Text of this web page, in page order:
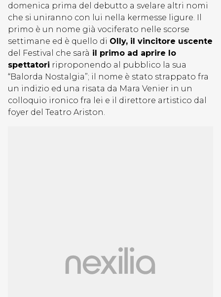
domenica prima del debutto a svelare altri nomi
che si uniranno con lui nella kermesse ligure. Il
primo è un nome già vociferato nelle scorse
settimane ed è quello di Olly, il vincitore uscente
del Festival che sarà il primo ad aprire lo
spettatori riproponendo al pubblico la sua
“Balorda Nostalgia”; il nome è stato strappato fra
un indizio ed una risata da Mara Venier in un
colloquio ironico fra lei e il direttore artistico dal
foyer del Teatro Ariston.